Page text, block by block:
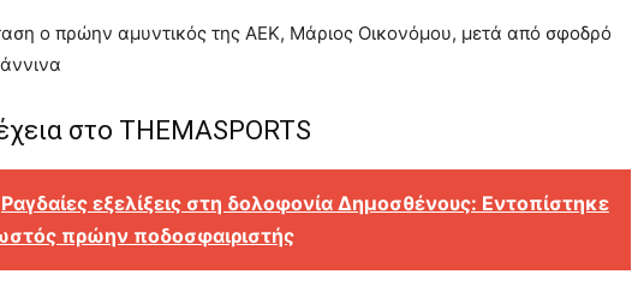
ο πρώην αμυντικός της ΑΕΚ, Μάριος Οικονόμου, μετά από σφοδρό
στο THEMASPORTS
Ραγδαίες εξελίξεις στη δολοφονία Δημοσθένους: Eντοπίστηκε
πρώην ποδοσφαιριστής